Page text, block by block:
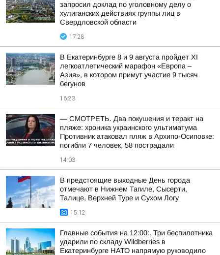
запросил доклад по уголовному делу о
хулиганских действиях группы лиц в
Свердловской области
17:28
В Екатеринбурге 8 и 9 августа пройдет XI
легкоатлетический марафон «Европа –
Азия», в котором примут участие 9 тысяч
бегунов
16:23
— СМОТРЕТЬ. Два покушения и теракт на
пляже: хроника украинского ультиматума
Противник атаковал пляж в Архипо-Осиповке:
погибли 7 человек, 58 пострадали
14:03
В предстоящие выходные День города
отмечают в Нижнем Тагиле, Сысерти,
Талице, Верхней Туре и Сухом Логу
15:12
Главные события на 12:00:. Три беспилотника
ударили по складу Wildberries в
Екатеринбурге НАТО напрямую руководило